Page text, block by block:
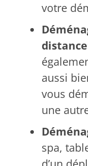
votre
aussi
vous
une
spa,